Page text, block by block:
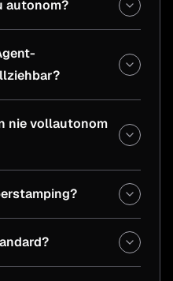
autonom?
nie vollautonom